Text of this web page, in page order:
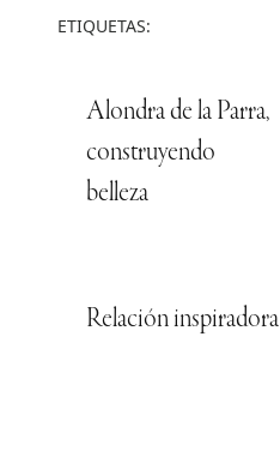
ETIQUETAS:
Alondra de la Parra,
construyendo
belleza
Relación inspiradora